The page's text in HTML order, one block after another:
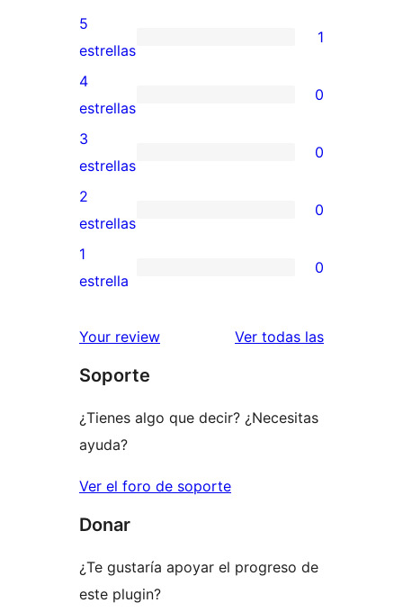
1
valoración
de
5
estrellas
5
estrellas
1
0
valoraciones
de
4
estrellas
4
estrellas
0
0
valoraciones
de
3
estrellas
3
estrellas
0
0
valoraciones
de
estrellas
2
estrellas
0
0
de
estrellas
1
estrella
0
Your review Ver todas las
Soporte
¿Tienes algo que decir? ¿Necesitas
ayuda?
Ver el foro de soporte
Donar
¿Te gustaría apoyar el progreso de
este plugin?